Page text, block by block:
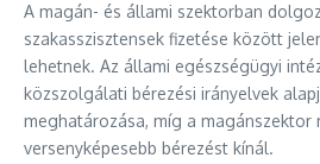
A magán- és állami szektorban
szakasszisztensek fizetése között
lehetnek. Az állami egészségügyi
közszolgálati bérezési irányelvek
meghatározása, míg a magánszektor
versenyképesebb bérezést kínál.